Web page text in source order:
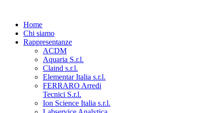
Home
Chi siamo
Rappresentanze
ACDM
Aquaria S.r.l.
Claind s.r.l.
Elementar Italia s.r.l.
FERRARO Arredi
Tecnici S.r.l.
Ion Science Italia s.r.l.